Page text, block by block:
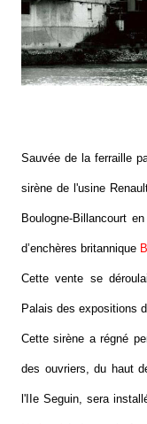
Sauvée de la ferraille
sirène de l'usine
Boulogne-Billancourt
d’enchères britannique
Cette vente se
Palais des expositions
Cette sirène a régné
des ouvriers, du haut
l'IIe Seguin, sera